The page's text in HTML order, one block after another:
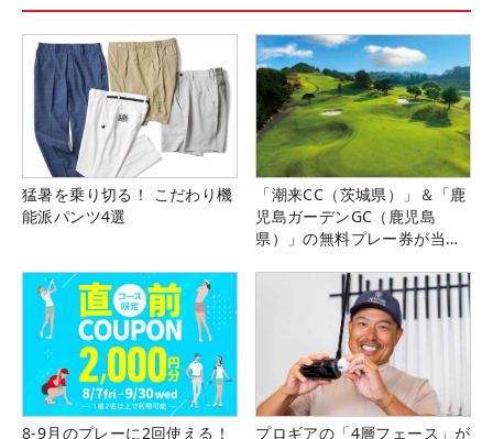
猛暑を乗り切る！ こだわり機
能派パンツ4選
「潮来CC（茨城県）」＆「鹿
児島ガーデンGC（鹿児島
県）」の無料プレー券が当た
8-9月のプレーに2回使える！
プロギアの「4層フェース」が